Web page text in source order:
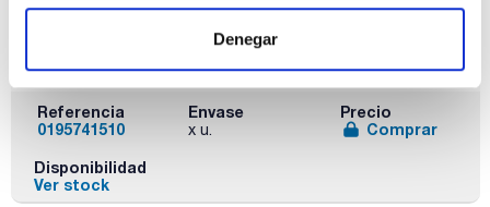
Denegar
Recubierto,
elevador con
motor
Referencia
0195741510
Envase
x u.
Precio
Comprar
Disponibilidad
Ver stock